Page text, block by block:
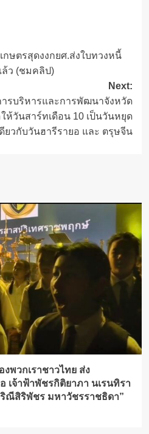
กษตรสุดงงกยศ.ส่งใบทวงหนี้
ว (ชมคลิป)
Next:
รบริหารและการพัฒนาจังหวัด
ห้วันสาร์ทเดือน 10 เป็นวันหยุด
ยวกับวันฮารีรายอ และ ตรุษจีน
พวกเราชาวไทย ส่ง
เจ้าฟ้าพัชรกิติยาภา นเรนทิรา
ณีสิริพัชร มหาวัชรราชธิดา”